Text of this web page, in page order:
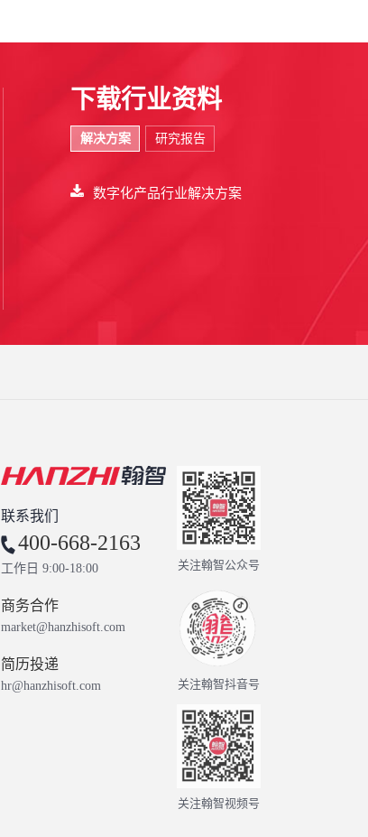
下载行业资料
解决方案 研究报告
数字化产品行业解决方案
联系我们
400-668-2163
工作日 9:00-18:00
商务合作
market@hanzhisoft.com
简历投递
hr@hanzhisoft.com
关注翰智公众号
关注翰智抖音号
关注翰智视频号